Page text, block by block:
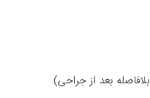
بعد از جراحی)